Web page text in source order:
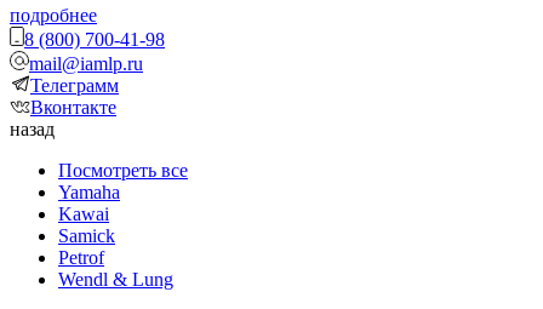
подробнее
8 (800) 700-41-98
mail@iamlp.ru
Телеграмм
Вконтакте
назад
Посмотреть все
Yamaha
Kawai
Samick
Petrof
Wendl & Lung